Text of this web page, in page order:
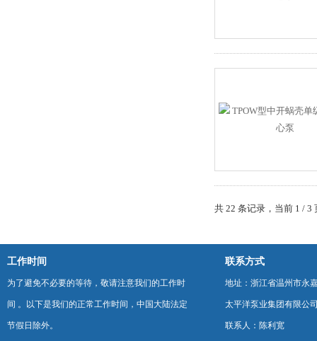
共 22 条记录，当前 1 /
工作时间
为了避免不必要的等待，敬请注意我们的工作时
间 。以下是我们的正常工作时间，中国大陆法定
节假日除外。
联系方式
地址：浙江省温州市永
太平洋泵业集团有限公
联系人：陈利宽